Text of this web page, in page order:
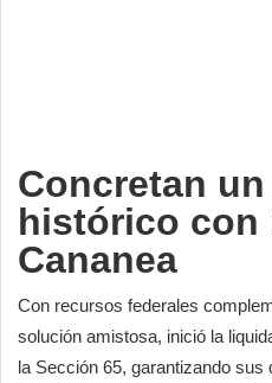
Concretan
histórico con
Cananea
Con recursos federales
solución amistosa, inició la
la Sección 65, garantizando